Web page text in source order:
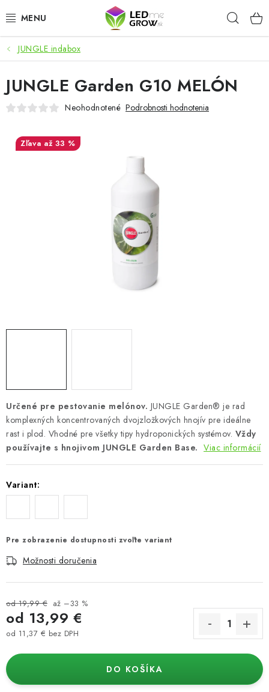
na
AKCIE
LED OSVETLENIE PRE RASTLINY
PESTOVATEĽSKÉ POTREBY
PRE AKVÁRIA
O nákupu
Blog
Predávané značky
Podmienky o ochrane osobných údajov
JUNGLE indabox
Určené pre pestovanie melónov. JUNGLE Garden® je rad
komplexných koncentrovaných dvojzložkových hnojív pre ideálne
rast i plod. Vhodné pre všetky tipy hydroponických systémov. Vždy
používajte s hnojivom JUNGLE Garden Base. Viac informácií
Variant:
Pre zobrazenie dostupnosti zvoľte variant
Možnosti doručenia
od 19,99 € až –33 %
od 13,99 €
od 11,37 € bez DPH
DO KOŠÍKA
JUNGLE Garden G10 MELÓN
Neohodnotené Podrobnosti hodnotenia
až 33 %